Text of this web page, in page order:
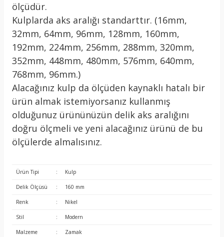
ölçüdür.
Kulplarda aks aralığı standarttır. (16mm,
32mm, 64mm, 96mm, 128mm, 160mm,
192mm, 224mm, 256mm, 288mm, 320mm,
352mm, 448mm, 480mm, 576mm, 640mm,
768mm, 96mm.)
Alacağınız kulp da ölçüden kaynaklı hatalı bir
ürün almak istemiyorsanız kullanmış
olduğunuz ürününüzün delik aks aralığını
doğru ölçmeli ve yeni alacağınız ürünü de bu
ölçülerde almalısınız.
Ürün Tipi : Kulp
Delik Ölçüsü : 160 mm
Renk : Nikel
Stil : Modern
Malzeme : Zamak